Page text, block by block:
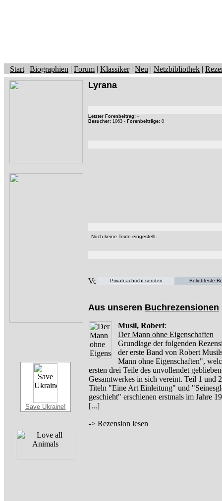
Start | Biographien | Forum | Klassiker| Neu | Netzbibliothek |
Save Ukraine!
Lyrana
Letzter Forenbeitrag: -
Besucher: 1063 - Forenbeiträge: 0
Noch keine Texte eingestellt.
Privatnachricht senden Beliebteste
Aus unseren Buchrezensionen
Musil, Robert:
Der Mann ohne Eigenschaften
Grundlage der folgenden
der erste Band von Robert
Mann ohne Eigenschaften",
ersten drei Teile des unvollendet
Gesamtwerkes in sich vereint. Teil 1 und
Titeln "Eine Art Einleitung" und
geschieht" erschienen erstmals im Jahre
[...]
-> Rezension lesen